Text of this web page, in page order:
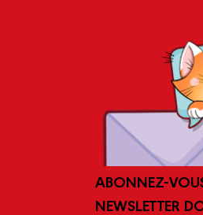
ABONNEZ-
NEWSLETTER